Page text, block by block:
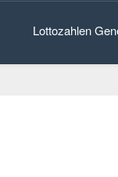
Lottozahlen